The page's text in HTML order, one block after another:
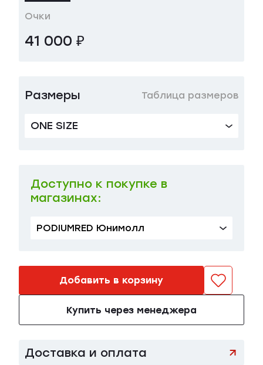
Очки
41 000 ₽
Размеры Таблица размеров
ONE SIZE
Доступно к покупке в
магазинах:
PODIUMRED Юнимолл
Добавить в корзину
Купить через менеджера
Доставка и оплата